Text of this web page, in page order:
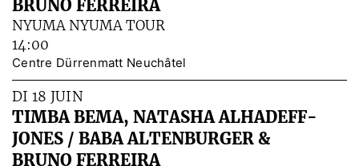
BRUNO FERREIRA
NYUMA NYUMA TOUR
14:00
Centre Dürrenmatt Neuchâtel
DI 18 JUIN
TIMBA BEMA, NATASHA ALHADEFF-
JONES / BABA ALTENBURGER &
BRUNO FERREIRA